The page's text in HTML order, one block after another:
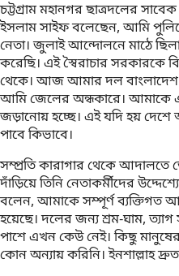
চট্টগ্রাম মহানগর ছাত্রদলের
ইসলাম সাইফ বলেছেন, আমি
নেতা। জুলাই আন্দোলনে মাঠে
করেছি। এই স্বৈরাচার সরকারকে
থেকে। আজ আমার দল বাংলাদেশ
আমি জেলের অন্ধকারে। আমাকে
জড়ানোয় হচ্ছে। এই যদি হয় দেশে
পাবে কিভাবে।
সম্প্রতি কারাগার থেকে আদালতে
দাঁড়িয়ে তিনি নেতাকর্মীদের
বলেন, আমাকে সম্পূর্ণ ব্যক্তিগত
হয়েছে। দলের জন্য শ্রম-ঘাম,
পাশে এখন কেউ নেই। কিছু
কোন অন্যায় করিনি। ইনশাল্লাহ